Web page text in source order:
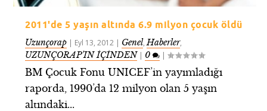
2011'de 5 yaşın altında 6.9 milyon çocuk öldü
Uzunçorap | Eyl 13, 2012 | Genel,Haberler,
UZUNÇORAP’IN İÇİNDEN| 0 |
BM Çocuk Fonu UNICEF’in yayımladığı
raporda, 1990’da 12 milyon olan 5 yaşın
altındaki...